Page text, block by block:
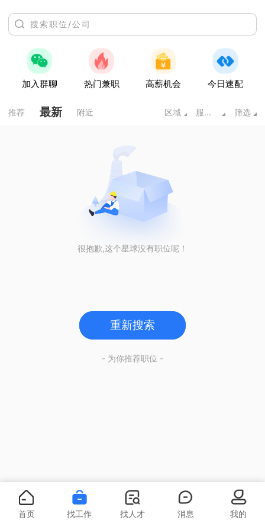
加入群聊 热门兼职 高薪机会 今日速配
推荐 最新 附近 区域 服务业 筛选
很抱歉,这个星球没有职位呢！
重新搜索
- 为你推荐职位 -
首页 找工作 找人才 消息 我的